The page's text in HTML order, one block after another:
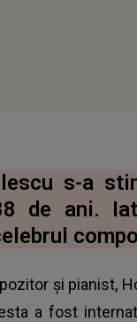
s-a
de ani.
și pianist,
a fost